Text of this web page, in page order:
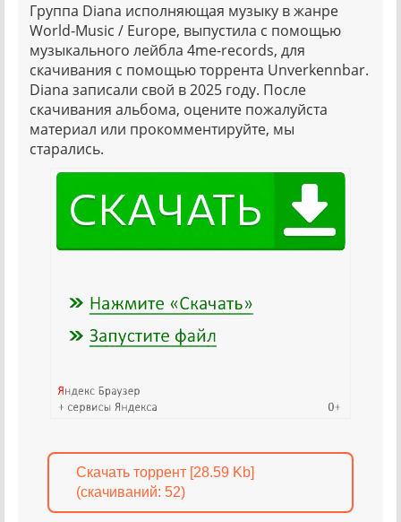
Группа Diana исполняющая музыку в жанре
World-Music / Europe, выпустила с помощью
музыкального лейбла 4me-records, для
скачивания с помощью торрента Unverkennbar.
Diana записали свой в 2025 году. После
скачивания альбома, оцените пожалуйста
материал или прокомментируйте, мы
старались.
Скачать торрент [28.59 Kb]
(cкачиваний: 52)